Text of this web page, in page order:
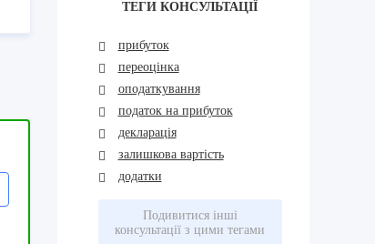
ТЕГИ КОНСУЛЬТАЦІЇ
прибуток
переоцінка
оподаткування
податок на прибуток
декларація
залишкова вартість
додатки
Подивитися інші
консультації з цими тегами